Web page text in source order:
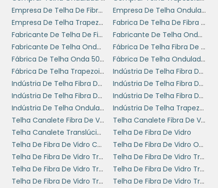
investimento. Embora o custo inicial possa ser
um pouco mais elevado do que telhas
convencionais, a durabilidade e a baixa
necessidade de manutenção fazem com que
o retorno sobre esse investimento seja muito
mais vantajoso ao longo do tempo.
Cada projeto tem suas particularidades e
estar bem informado sobre as opções
disponíveis no mercado pode fazer toda a
diferença na escolha do material adequado.
O valor que as telhas de fibra de vidro
oferecem em termos de desempenho e
economia são garantia de um bom
investimento para qualquer tipo de
construção.
Empresa De Telha De Fibra De Vidro Onda Alta
Empresa De Telha Ondulada De Fibra De Vidro
Empresa De Telha Trapezoidal De Fibra De Vidro
Fabrica De Telha De Fibra De Vidro
Fabricante De Telha De Fibra De Vidro Onda Alta
Fabricante De Telha Onda 50 De Fibra De Vidro
Fabricante De Telha Ondulada De Fibra De Vidro
Fábrica De Telha Fibra De Vidro Onda Alta
Fábrica De Telha Onda 50 De Fibra De Vidro
Fábrica De Telha Ondulada De Fibra De Vidro
Fábrica De Telha Trapezoidal De Fibra De Vidro
Indústria De Telha Fibra De Vidro Onda Alta 12 Mm
Indústria De Telha Fibra De Vidro Onda Alta 15 Mm
Indústria De Telha Fibra De Vidro Onda Alta 1mm
Indústria De Telha Fibra De Vidro Onda Alta 2 Mm
Indústria De Telha Fibra De Vidro Onda Alta 25 Mm
Indústria De Telha Ondulada De Fibra De Vidro
Indústria De Telha Trapezoidal De Fibra De Vidro
Telha Canalete Fibra De Vidro
Telha Canalete Fibra De Vidro Preço
Telha Canalete Translúcida Em Fibra De Vidro
Telha De Fibra De Vidro
Telha De Fibra De Vidro Colorida
Telha De Fibra De Vidro Ondulada Incolor
Telha De Fibra De Vidro Tr25
Telha De Fibra De Vidro Tr25 Preço
Telha De Fibra De Vidro Tr25 Valor
Telha De Fibra De Vidro Tr40 Preço
Telha De Fibra De Vidro Tr40 Valor
Telha De Fibra De Vidro Translucida Tr40